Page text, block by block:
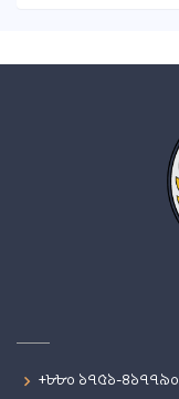
+৮৮০ ১৭৫১-৪১৭৭৯০